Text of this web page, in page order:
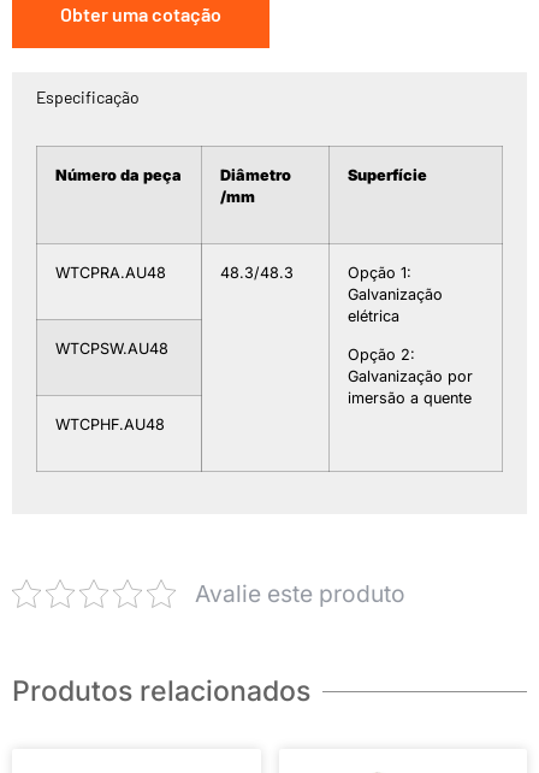
Obter uma cotação
Especificação
Número da peça
Diâmetro
/mm
Superfície
WTCPRA.AU48 48.3/48.3
Opção 1:
Galvanização
elétrica
Opção 2:
Galvanização por
imersão a quente
WTCPSW.AU48
WTCPHF.AU48
Avalie este produto
Produtos relacionados